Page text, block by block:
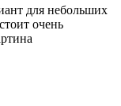
для небольших
очень